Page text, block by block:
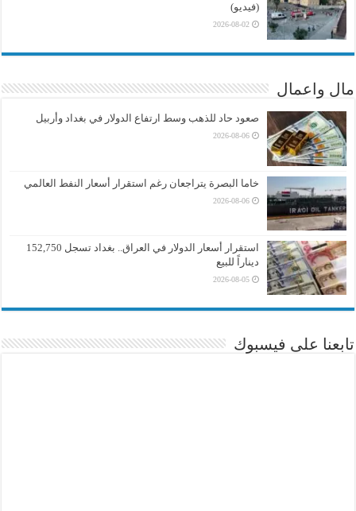
(فيديو)
2026-08-02
مال واعمال
صعود حاد للذهب وسط ارتفاع الدولار في بغداد وأربيل
2026-08-06
خاما البصرة يتراجعان رغم استقرار أسعار النفط العالمي
2026-08-06
استقرار أسعار الدولار في العراق.. بغداد تسجل 152,750
ديناراً للبيع
2026-08-05
تابعنا على فيسبوك